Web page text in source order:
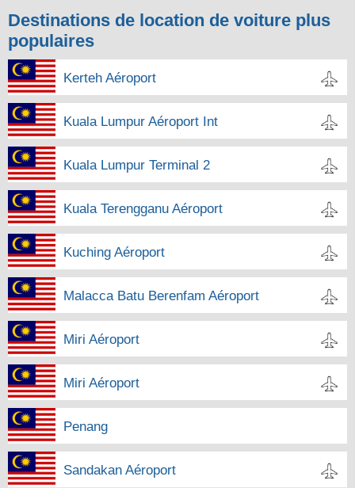
Destinations de location de voiture plus
populaires
Kerteh Aéroport
Kuala Lumpur Aéroport Int
Kuala Lumpur Terminal 2
Kuala Terengganu Aéroport
Kuching Aéroport
Malacca Batu Berenfam Aéroport
Miri Aéroport
Miri Aéroport
Penang
Sandakan Aéroport